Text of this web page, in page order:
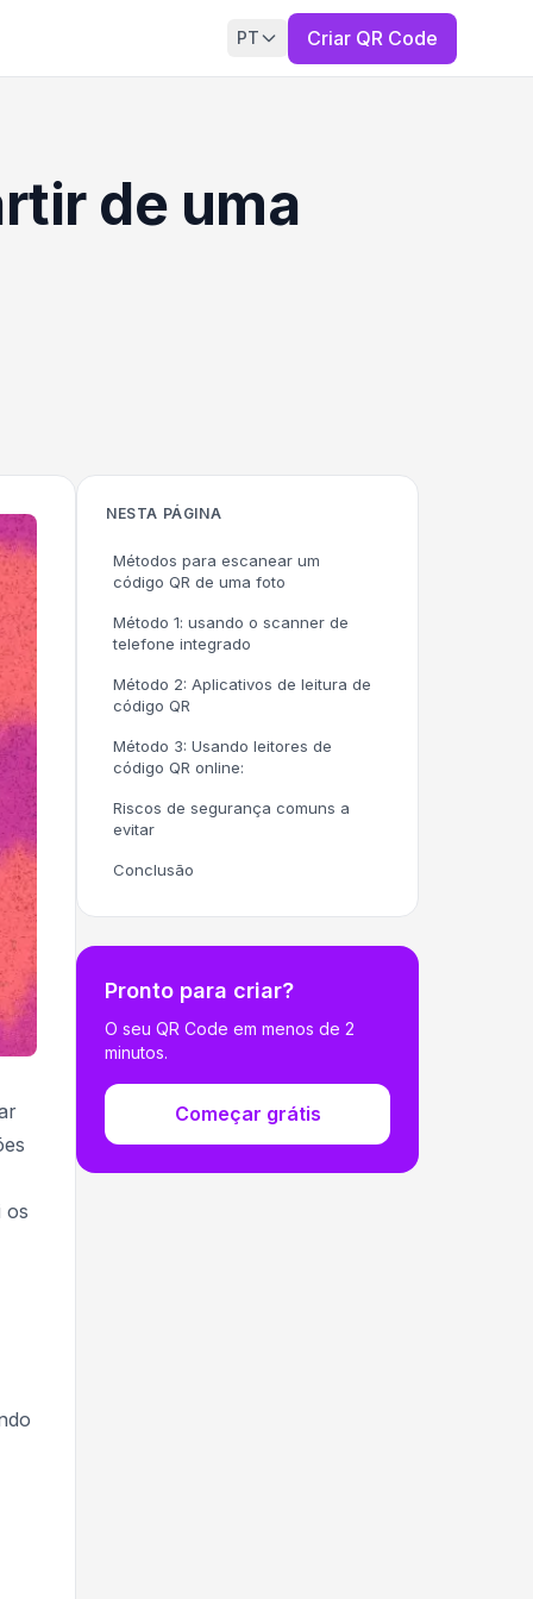
PT Criar QR Code
de uma
os
NESTA PÁGINA
Métodos para escanear um
código QR de uma foto
Método 1: usando o scanner de
telefone integrado
Método 2: Aplicativos de leitura de
código QR
Método 3: Usando leitores de
código QR online:
Riscos de segurança comuns a
evitar
Conclusão
Pronto para criar?
O seu QR Code em menos de 2
minutos.
Começar grátis